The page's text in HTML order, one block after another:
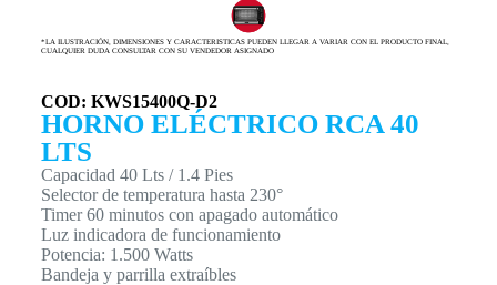
*LA ILUSTRACIÓN, DIMENSIONES Y CARACTERISTICAS PUEDEN LLEGAR A VARIAR CON EL PRODUCTO FINAL,
CUALQUIER DUDA CONSULTAR CON SU VENDEDOR ASIGNADO
COD: KWS15400Q-D2
HORNO ELÉCTRICO RCA 40
LTS
Capacidad 40 Lts / 1.4 Pies
Selector de temperatura hasta 230°
Timer 60 minutos con apagado automático
Luz indicadora de funcionamiento
Potencia: 1.500 Watts
Bandeja y parrilla extraíbles